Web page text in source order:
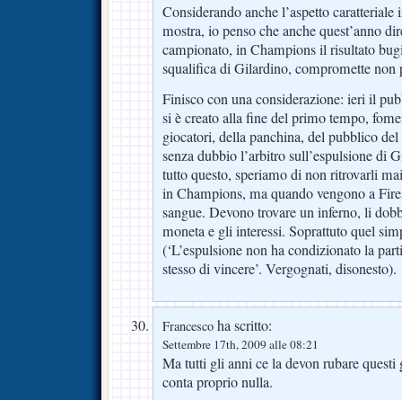
Considerando anche l’aspetto
mostra, io penso che anche quest’anno
campionato, in Champions il risultato
squalifica di Gilardino, compromette
Finisco con una considerazione: ieri il
si è creato alla fine del primo tempo,
giocatori, della panchina, del pubblico
senza dubbio l’arbitro sull’espulsione di
tutto questo, speriamo di non ritrovarli
in Champions, ma quando vengono a
sangue. Devono trovare un inferno, li
moneta e gli interessi. Soprattuto quel
(‘L’espulsione non ha condizionato la
stesso di vincere’. Vergognati, disonesto).
Francesco ha scritto:
Settembre 17th, 2009 alle 08:21
Ma tutti gli anni ce la devon rubare
conta proprio nulla.